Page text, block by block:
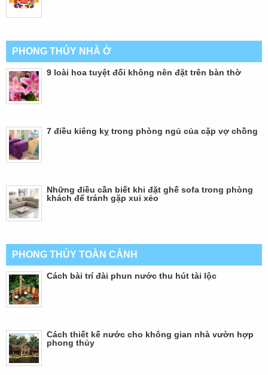
PHONG THỦY NHÀ Ở
9 loài hoa tuyệt đối không nên đặt trên bàn thờ
7 điều kiêng kỵ trong phòng ngủ của cặp vợ chồng
Những điều cần biết khi đặt ghế sofa trong phòng
khách để tránh gặp xui xẻo
PHONG THỦY TOÀN CẢNH
Cách bài trí đài phun nước thu hút tài lộc
Cách thiết kế nước cho không gian nhà vườn hợp
phong thủy